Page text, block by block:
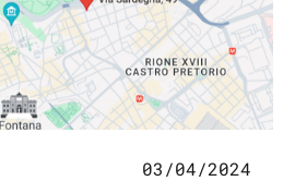
03/04/2024